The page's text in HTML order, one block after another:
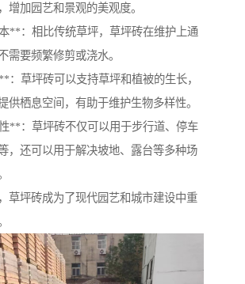
增加园艺和景观的美观度。
**：相比传统草坪，草坪砖在维护上通
需要频繁修剪或浇水。
：草坪砖可以支持草坪和植被的生长，
供栖息空间，有助于维护生物多样性。
**：草坪砖不仅可以用于步行道、停车
，还可以用于解决坡地、露台等多种场
草坪砖成为了现代园艺和城市建设中重